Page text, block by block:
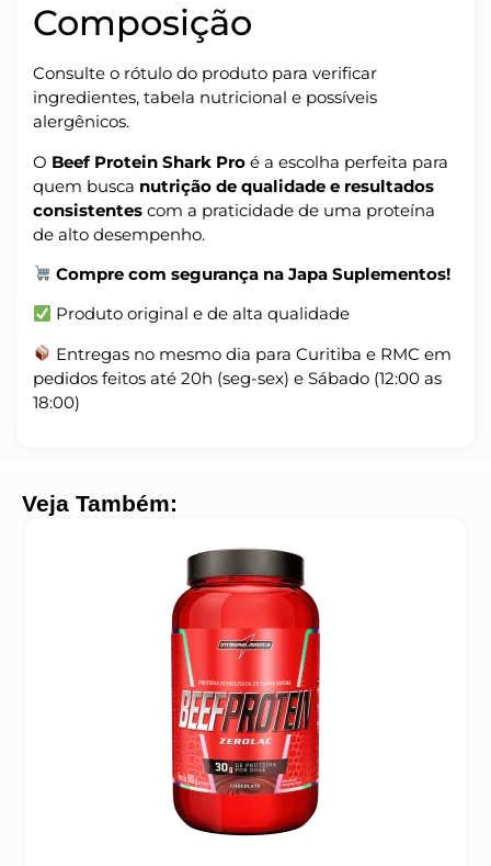
Composição
Consulte o rótulo do produto para verificar
ingredientes, tabela nutricional e possíveis
alergênicos.
O Beef Protein Shark Pro é a escolha perfeita para
quem busca nutrição de qualidade e resultados
consistentes com a praticidade de uma proteína
de alto desempenho.
Compre com segurança na Japa Suplementos!
Produto original e de alta qualidade
Entregas no mesmo dia para Curitiba e RMC em
pedidos feitos até 20h (seg-sex) e Sábado (12:00 as
18:00)
Veja Também: